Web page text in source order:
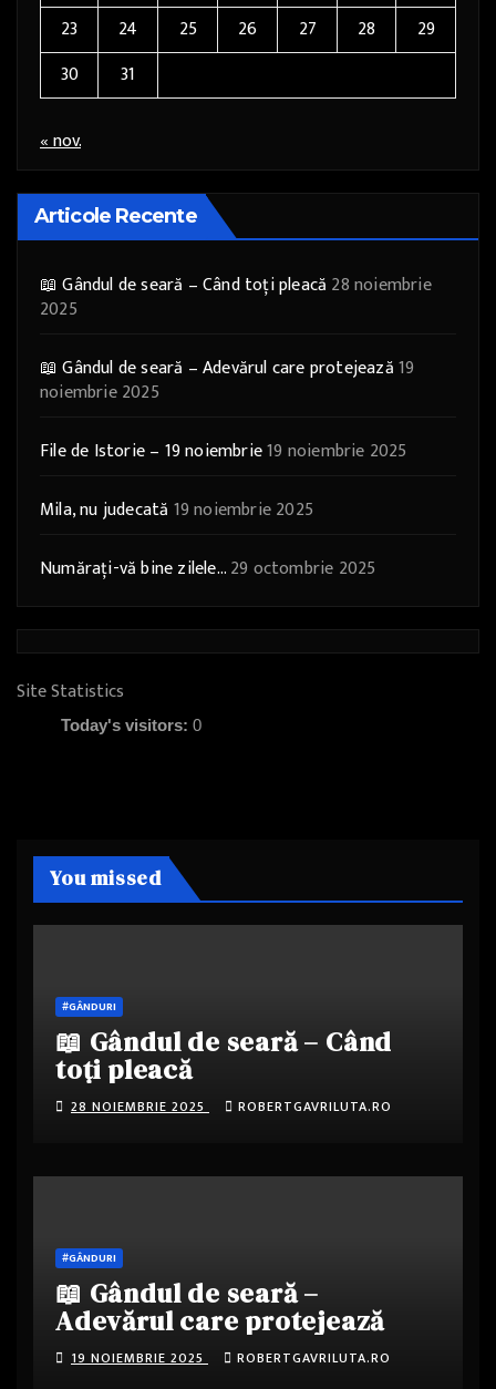
23
24 25 26 27 28
29
30
31
« nov.
Articole Recente
📖 Gândul de seară – Când toți pleacă 28 noiembrie
2025
📖 Gândul de seară – Adevărul care protejează19
noiembrie 2025
File de Istorie – 19 noiembrie19 noiembrie 2025
Mila, nu judecată 19 noiembrie 2025
Numărați-vă bine zilele…29 octombrie 2025
Site Statistics
Today's visitors: 0
You missed
#GÂNDURI
📖 Gândul de seară – Când
toți pleacă
28 NOIEMBRIE 2025 ROBERTGAVRILUTA.RO
#GÂNDURI
📖 Gândul de seară –
Adevărul care protejează
19 NOIEMBRIE 2025 ROBERTGAVRILUTA.RO